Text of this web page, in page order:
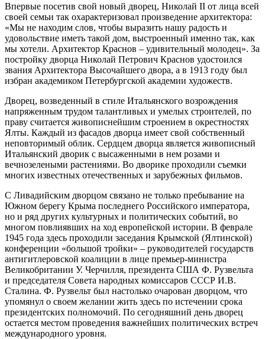
Впервые посетив свой новый дворец, Николай ΙΙ от лица всей
своей семьи так охарактеризовал произведение архитектора:
«Мы не находим слов, чтобы выразить нашу радость и
удовольствие иметь такой дом, выстроенный именно так, как
мы хотели. Архитектор Краснов – удивительный молодец». За
постройку дворца Николай Петрович Краснов удостоился
звания Архитектора Высочайшего двора, а в 1913 году был
избран академиком Петербургской академии художеств.
Дворец, возведенный в стиле Итальянского возрождения
напряженным трудом талантливых и умелых строителей, по
праву считается живописнейшим строением в окрестностях
Ялты. Каждый из фасадов дворца имеет свой собственный
неповторимый облик. Сердцем дворца является живописный
Итальянский дворик с высаженными в нем розами и
вечнозелеными растениями. Во дворике проходили съемки
многих известных отечественных и зарубежных фильмов.
С Ливадийским дворцом связано не только пребывание на
Южном берегу Крыма последнего Российского императора,
но и ряд других культурных и политических событий, во
многом повлиявших на ход европейской истории. В феврале
1945 года здесь проходили заседания Крымской (Ялтинской)
конференции «большой тройки» – руководителей государств
антигитлеровской коалиции в лице премьер-министра
Великобритании У. Черчилля, президента США Ф. Рузвельта
и председателя Совета народных комиссаров СССР И.В.
Сталина. Ф. Рузвельт был настолько очарован дворцом, что
упомянул о своем желании жить здесь по истечении срока
президентских полномочий. По сегодняшний день дворец
остается местом проведения важнейших политических встреч
международного уровня.